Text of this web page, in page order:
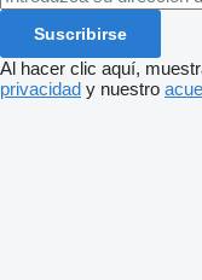
Suscribirse
Al hacer clic aquí,
privacidad y nuestro